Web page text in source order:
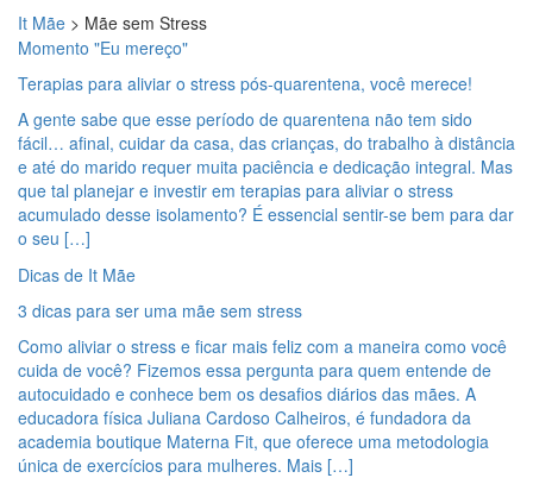
It Mãe > Mãe sem Stress
Momento "Eu mereço"
Terapias para aliviar o stress pós-quarentena, você merece!
A gente sabe que esse período de quarentena não tem sido
fácil… afinal, cuidar da casa, das crianças, do trabalho à distância
e até do marido requer muita paciência e dedicação integral. Mas
que tal planejar e investir em terapias para aliviar o stress
acumulado desse isolamento? É essencial sentir-se bem para dar
o seu […]
Dicas de It Mãe
3 dicas para ser uma mãe sem stress
Como aliviar o stress e ficar mais feliz com a maneira como você
cuida de você? Fizemos essa pergunta para quem entende de
autocuidado e conhece bem os desafios diários das mães. A
educadora física Juliana Cardoso Calheiros, é fundadora da
academia boutique Materna Fit, que oferece uma metodologia
única de exercícios para mulheres. Mais […]